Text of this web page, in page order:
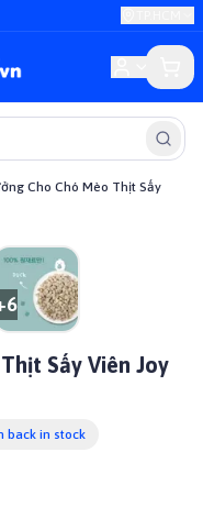
Cho Chó Mèo Thịt Sấy
6
Sấy Viên Joy
back in stock